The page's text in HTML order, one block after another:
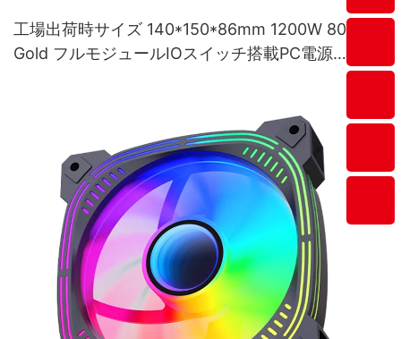
工場出荷時サイズ 140*150*86mm 1200W 80Plus
Gold フルモジュールIOスイッチ搭載PC電源